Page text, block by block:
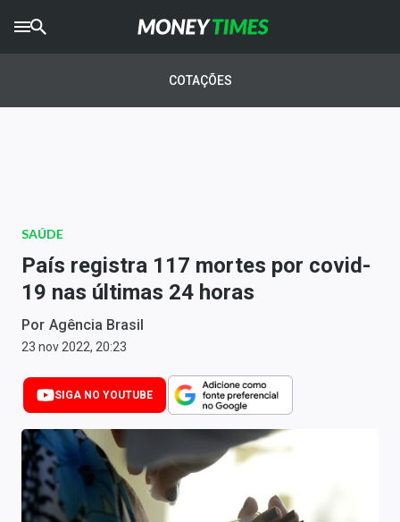
AGROTIMES
Newsletters
Money Trader
Anuncie
Últimas Notícias
Newsletters
Cotações
Comprar ou vender?
COTAÇÕES
SAÚDE
País registra 117 mortes por covid-
19 nas últimas 24 horas
Por Agência Brasil
23 nov 2022, 20:23
SIGA NO YOUTUBE